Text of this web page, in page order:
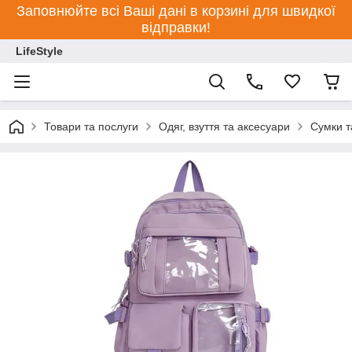
Заповнюйте всі Ваші дані в корзині для швидкої
відправки!
LifeStyle
Товари та послуги Одяг, взуття та аксесуари Сумки